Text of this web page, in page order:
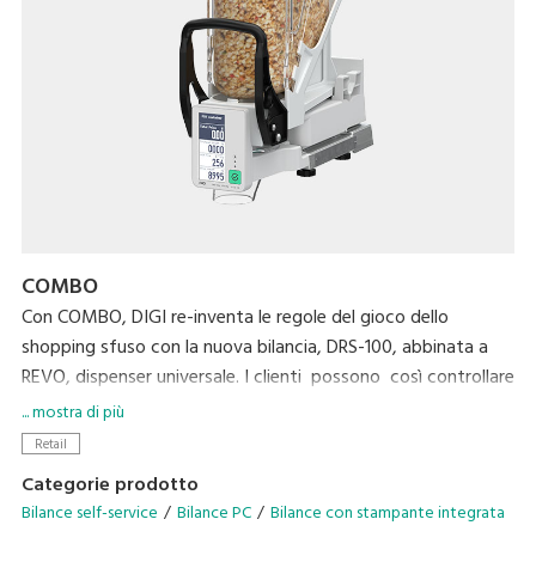
COMBO
Con COMBO, DIGI re-inventa le regole del gioco dello
shopping sfuso con la nuova bilancia, DRS-100, abbinata a
REVO, dispenser universale. I clienti possono così controllare
in tempo reale il peso e il prezzo di ciò che si sta
acquistando, in modo del tutto igienico. I vantaggi non
possono promuovere la vendita dello sfuso senza
preoccuparsi di dover lavare o riempire di tanto in tanto il
... mostra di più
Retail
Categorie prodotto
Bilance self-service Bilance PC Bilance con stampante integrata